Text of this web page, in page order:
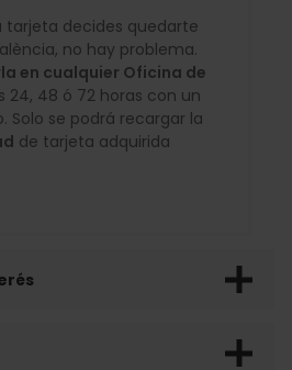
tarjeta decides quedarte
no hay problema.
en cualquier Oficina de
24, 48 ó 72 horas con un
Solo se podrá recargar la
de tarjeta adquirida